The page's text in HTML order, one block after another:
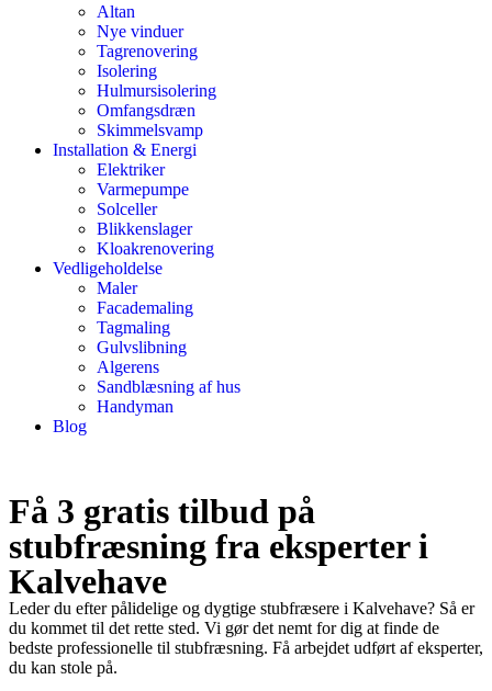
Altan
Nye vinduer
Tagrenovering
Isolering
Hulmursisolering
Omfangsdræn
Skimmelsvamp
Installation & Energi
Elektriker
Varmepumpe
Solceller
Blikkenslager
Kloakrenovering
Vedligeholdelse
Maler
Facademaling
Tagmaling
Gulvslibning
Algerens
Sandblæsning af hus
Handyman
Blog
Få 3 gratis tilbud på
stubfræsning fra eksperter i
Kalvehave
Leder du efter pålidelige og dygtige stubfræsere i Kalvehave? Så er
du kommet til det rette sted. Vi gør det nemt for dig at finde de
bedste professionelle til stubfræsning. Få arbejdet udført af eksperter,
du kan stole på.